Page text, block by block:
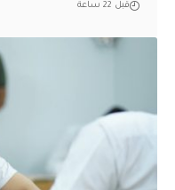
قبل 22 ساعة